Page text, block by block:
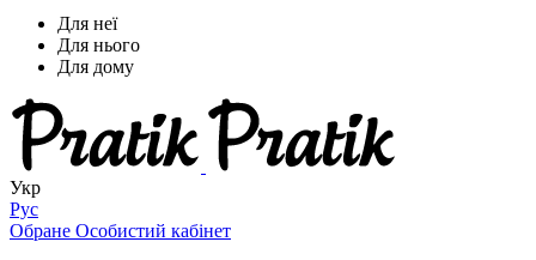
Для неї
Для нього
Для дому
Укр
Рус
Обране Особистий кабінет